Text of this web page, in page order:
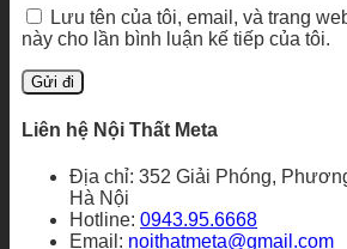
Lưu tên của tôi, email, và trang
này cho lần bình luận kế tiếp của tôi.
Liên hệ Nội Thất Meta
Địa chỉ: 352 Giải Phóng,
Hà Nội
Hotline: 0943.95.6668
Email: noithatmeta@gmail.com